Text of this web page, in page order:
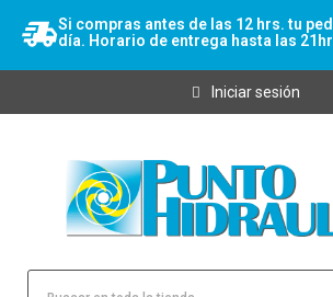
Si compras antes de las 12 hrs. tu
día. Horario de entrega hasta las
Iniciar sesión